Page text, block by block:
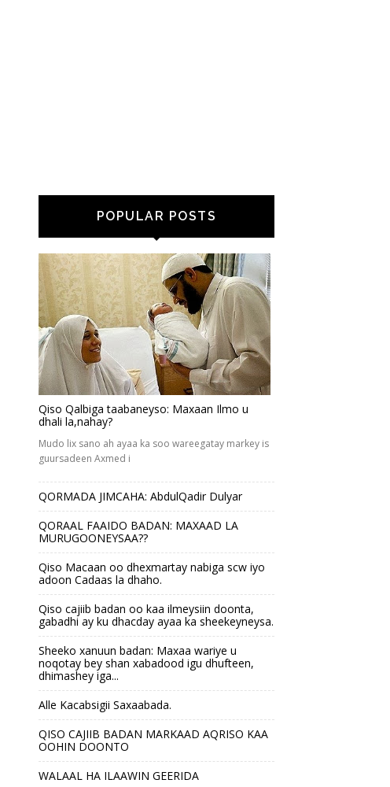
POPULAR POSTS
Qiso Qalbiga taabaneyso: Maxaan Ilmo u
dhali la,nahay?
Mudo lix sano ah ayaa ka soo wareegatay markey is
guursadeen Axmed i
QORMADA JIMCAHA: AbdulQadir Dulyar
QORAAL FAAIDO BADAN: MAXAAD LA
MURUGOONEYSAA??
Qiso Macaan oo dhexmartay nabiga scw iyo
adoon Cadaas la dhaho.
Qiso cajiib badan oo kaa ilmeysiin doonta,
gabadhi ay ku dhacday ayaa ka sheekeyneysa.
Sheeko xanuun badan: Maxaa wariye u
noqotay bey shan xabadood igu dhufteen,
dhimashey iga...
Alle Kacabsigii Saxaabada.
QISO CAJIIB BADAN MARKAAD AQRISO KAA
OOHIN DOONTO
WALAAL HA ILAAWIN GEERIDA